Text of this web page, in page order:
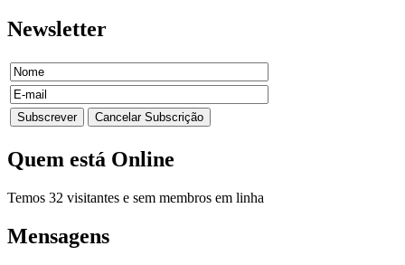
Newsletter
Quem está Online
Temos 32 visitantes e sem membros em linha
Mensagens